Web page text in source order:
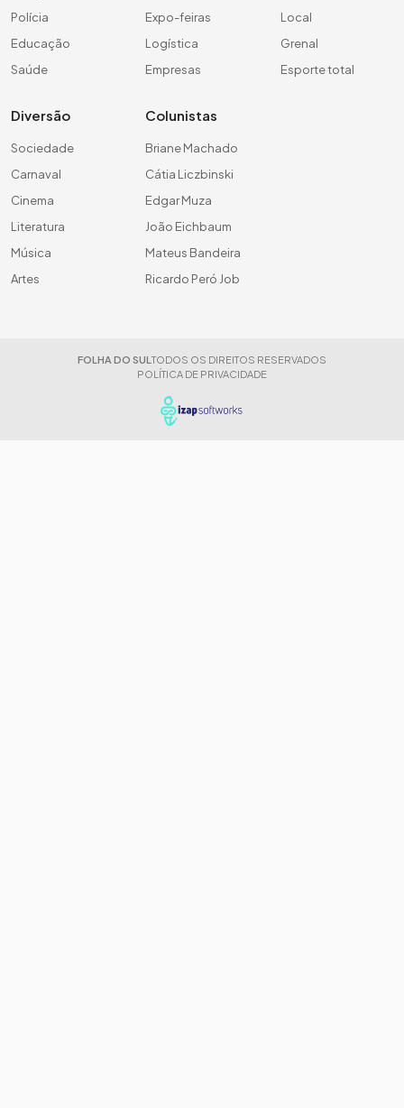
Polícia
Educação
Saúde
Expo-feiras
Logística
Empresas
Local
Grenal
Esporte total
Diversão
Sociedade
Carnaval
Cinema
Literatura
Música
Artes
Colunistas
Briane Machado
Cátia Liczbinski
Edgar Muza
João Eichbaum
Mateus Bandeira
Ricardo Peró Job
FOLHA DO SUL TODOS OS DIREITOS RESERVADOS
POLÍTICA DE PRIVACIDADE